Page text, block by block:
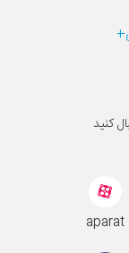
کنید
aparat